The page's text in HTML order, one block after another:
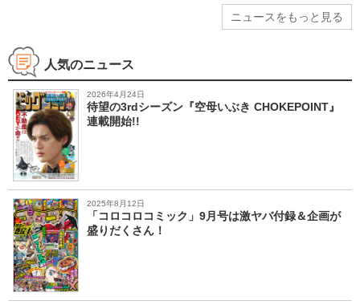
ニュースをもっと見る
人気のニュース
2026年4月24日
待望の3rdシーズン『空母いぶき CHOKEPOINT』
連載開始!!
2025年8月12日
「コロコロコミック」9月号は激ヤバ付録＆企画が
盛りだくさん！